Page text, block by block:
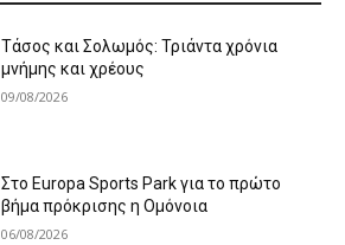
Τάσος και Σολωμός: Τριάντα χρόνια
μνήμης και χρέους
09/08/2026
Στο Europa Sports Park για το πρώτο
βήμα πρόκρισης η Ομόνοια
06/08/2026